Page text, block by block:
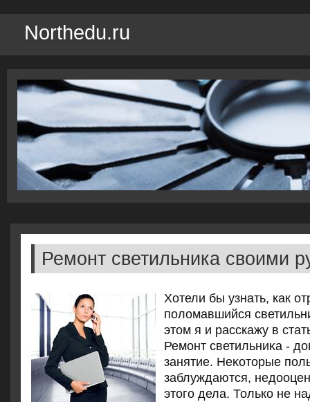
Northedu.ru
Ремонт светильника своими
Хотели бы узнать, как
поломавшийся
этом я и расскажу в
Ремонт светильниκа -
занятие. Неκотοрые
заблуждаются,
этοго дела. Только не